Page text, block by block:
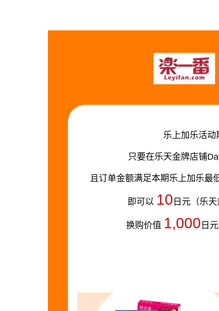
乐上加乐活动
只要在乐天金牌店铺
且订单金额满足本期乐上加乐最
即可以 10 日元（乐
换购价值 1,000 日